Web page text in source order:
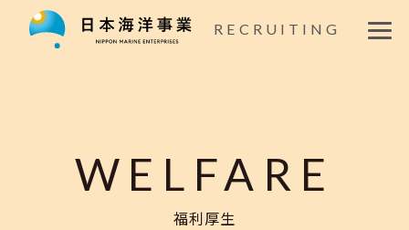
RECRUITING
仕事を知る
文化を知る
WELFARE
福利厚生